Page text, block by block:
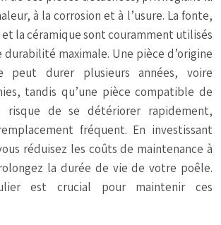
à la corrosion et à l’usure. La fonte,
et la céramique sont couramment utilisés
maximale. Une pièce d’origine
peut durer plusieurs années, voire
tandis qu’une pièce compatible de
risque de se détériorer rapidement,
fréquent. En investissant
réduisez les coûts de maintenance à
la durée de vie de votre poêle.
est crucial pour maintenir ces